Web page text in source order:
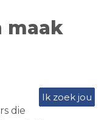
maak
Ik zoek jou
die